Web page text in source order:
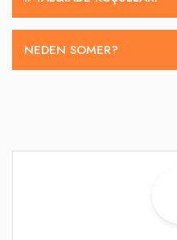
NEDEN SOMER?